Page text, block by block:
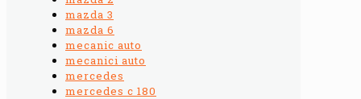
mazda 3
mazda 6
mecanic auto
mecanici auto
mercedes
mercedes c 180